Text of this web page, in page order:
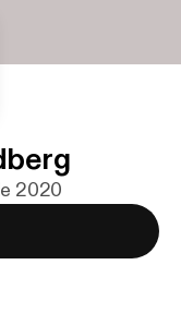
2020